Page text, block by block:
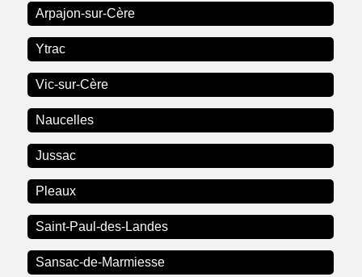
Arpajon-sur-Cère
Ytrac
Vic-sur-Cère
Naucelles
Jussac
Pleaux
Saint-Paul-des-Landes
Sansac-de-Marmiesse